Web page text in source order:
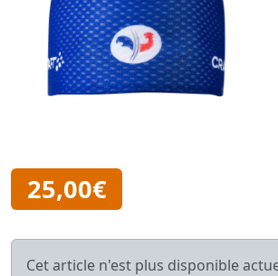
25,00€
Cet article n'est plus disponible